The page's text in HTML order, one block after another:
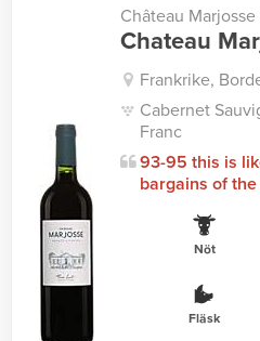
Château Marjosse
Chateau
Frankrike,
Cabernet
Franc
93-95 this is
bargains of the
Nöt
Fläsk